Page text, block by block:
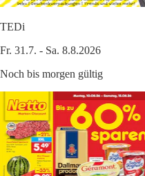
TEDi
Fr. 31.7. - Sa. 8.8.2026
Noch bis morgen gültig